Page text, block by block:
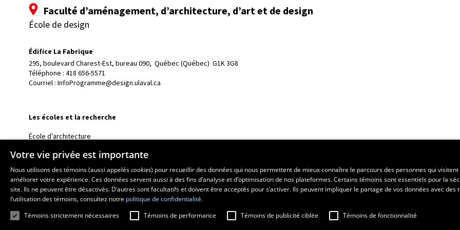
Faculté d’aménagement, d’architecture, d’art et de design
École de design
Édifice La Fabrique
295, boulevard Charest-Est, bureau 090, Québec (Québec)  G1K 3G8
Téléphone : 418 656-5571
Courriel : InfoProgramme@design.ulaval.ca
Les écoles et la recherche
École d’architecture
École supérieure d’aménagement du territoire et de développement régional
Centre de recherche en aménagement et développement
Votre vie privée est importante
Nous utilisons des témoins (aussi appeléscookies) pour recueillir des données qui nous permettent de mieux connaître le parcours des personnes qui
améliorer votre expérience. Ces données servent aussi à des fins d’analyse et d’optimisation de nos plateformes. Certains témoins sont essentiels pour la
site. Ils ne peuvent être désactivés. D’autres sont facultatifs et doivent être acceptés pour s’activer. Ils peuvent impliquer le partage de vos données avec des
l’utilisation des témoins, consultez notre politique de confidentialité.
Témoins strictement nécessaires
Témoins de performance Témoins de publicité ciblée Témoins de fonctionnalité